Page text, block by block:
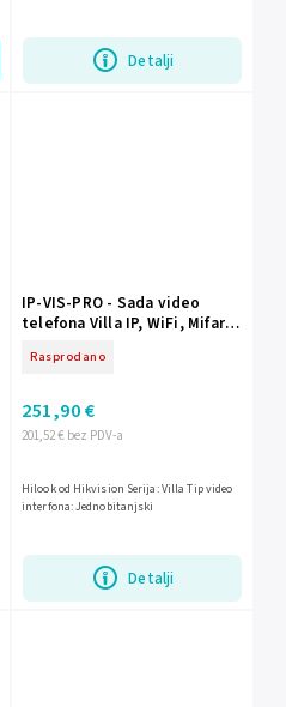
Detalji
IP-VIS-PRO - Sada video
telefona Villa IP, WiFi, Mifare,
Rasprodano
201,52 € bez PDV-a
251,90 €
Detalji
Hilook od Hikvision Serija: Villa Tip video
interfona: Jednobitanjski